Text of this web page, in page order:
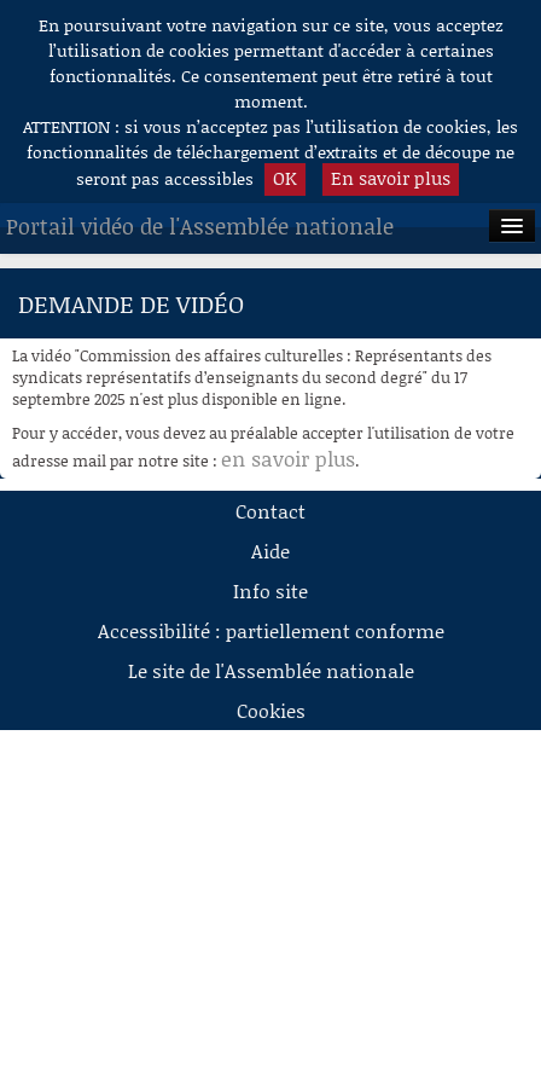
Aller au contenu
En poursuivant votre navigation sur ce site, vous acceptez
l’utilisation de cookies permettant d'accéder à certaines
fonctionnalités. Ce consentement peut être retiré à tout
moment.
ATTENTION : si vous n’acceptez pas l’utilisation de cookies, les
fonctionnalités de téléchargement d’extraits et de découpe ne
seront pas accessibles
OK En savoir plus
Portail vidéo de l'Assemblée nationale
ACCUEIL
À LA DEMANDE
RECHERCHE
AIDE À LA DÉCOUPE
DE VIDÉOS
DEMANDE DE VIDÉO
La vidéo "Commission des affaires culturelles : Représentants des
syndicats représentatifs d’enseignants du second degré" du 17
septembre 2025 n'est plus disponible en ligne.
Pour y accéder, vous devez au préalable accepter l'utilisation de votre
adresse mail par notre site : en savoir plus.
Contact
Aide
Info site
Accessibilité : partiellement conforme
Le site de l'Assemblée nationale
Cookies